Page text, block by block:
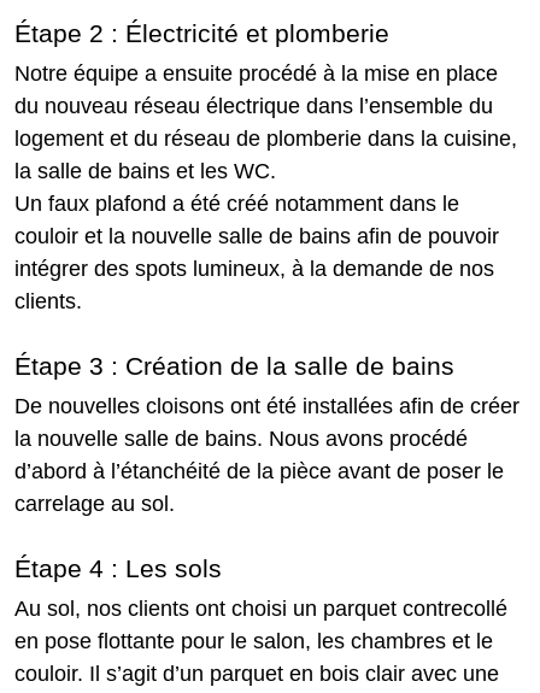
Étape 2 : Électricité et plomberie
Notre équipe a ensuite procédé à la mise en place
du nouveau réseau électrique dans l’ensemble du
logement et du réseau de plomberie dans la cuisine,
la salle de bains et les WC.
Un faux plafond a été créé notamment dans le
couloir et la nouvelle salle de bains afin de pouvoir
intégrer des spots lumineux, à la demande de nos
clients.
Étape 3 : Création de la salle de bains
De nouvelles cloisons ont été installées afin de créer
la nouvelle salle de bains. Nous avons procédé
d’abord à l’étanchéité de la pièce avant de poser le
carrelage au sol.
Étape 4 : Les sols
Au sol, nos clients ont choisi un parquet contrecollé
en pose flottante pour le salon, les chambres et le
couloir. Il s’agit d’un parquet en bois clair avec une